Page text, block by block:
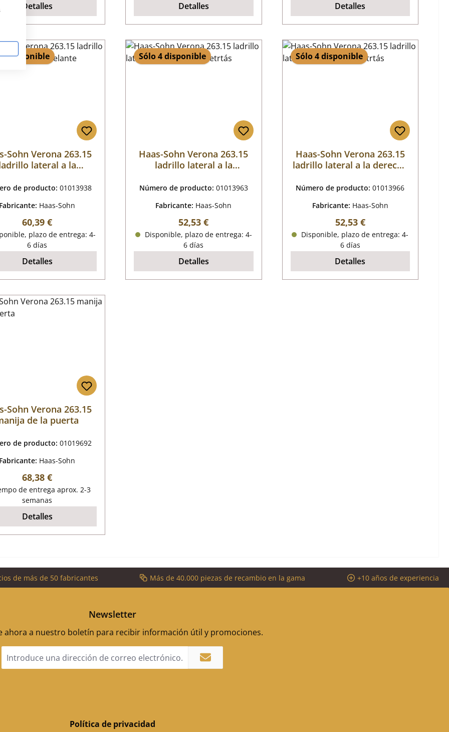
Detalles Detalles Detalles
8 disponible
Sohn Verona 263.15
lateral a la
de producto: 01013938
Fabricante: Haas-Sohn
Precio normal:
60,39 €
plazo de entrega: 4-
6 días
Detalles
Sólo 4 disponible
Haas-Sohn Verona 263.15
ladrillo lateral a la
Número de producto: 01013963
Fabricante: Haas-Sohn
Precio normal:
52,53 €
Disponible, plazo de entrega: 4-
6 días
Detalles
Sólo 4 disponible
Haas-Sohn Verona 263.15
ladrillo lateral a la derecha
Número de producto:01013966
Fabricante: Haas-Sohn
Precio normal:
52,53 €
Disponible, plazo de entrega: 4-
6 días
Detalles
Sohn Verona 263.15
de la puerta
de producto: 01019692
Fabricante: Haas-Sohn
Precio normal:
68,38 €
de entrega aprox. 2-3
semanas
Detalles
de más de 50 fabricantes Más de 40.000 piezas de recambio en la gama +10 años de experiencia
Newsletter
ahora a nuestro boletín para recibir información útil y promociones.
de
Política de privacidad